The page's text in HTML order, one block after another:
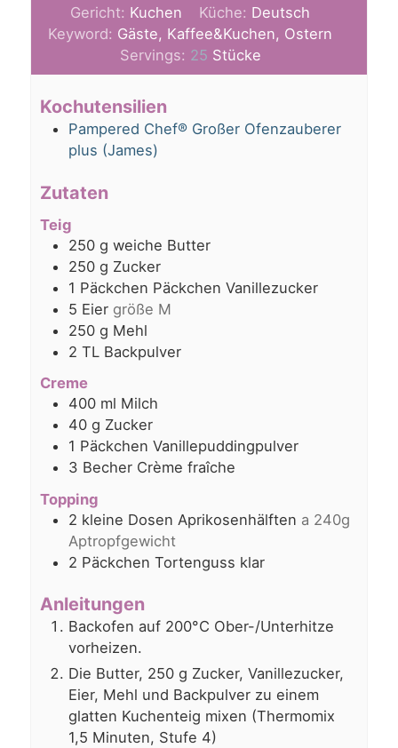
Gericht: Kuchen Küche: Deutsch
Keyword: Gäste, Kaffee&Kuchen, Ostern
Servings: 25 Stücke
Kochutensilien
Pampered Chef® Großer Ofenzauberer
plus (James)
Zutaten
Teig
250 g weiche Butter
250 g Zucker
1 Päckchen Päckchen Vanillezucker
5 Eier größe M
250 g Mehl
2 TL Backpulver
Creme
400 ml Milch
40 g Zucker
1 Päckchen Vanillepuddingpulver
3 Becher Crème fraîche
Topping
2 kleine Dosen Aprikosenhälften a 240g
Aptropfgewicht
2 Päckchen Tortenguss klar
Anleitungen
Backofen auf 200°C Ober-/Unterhitze
vorheizen.
Die Butter, 250 g Zucker, Vanillezucker,
Eier, Mehl und Backpulver zu einem
glatten Kuchenteig mixen (Thermomix
1,5 Minuten, Stufe 4)